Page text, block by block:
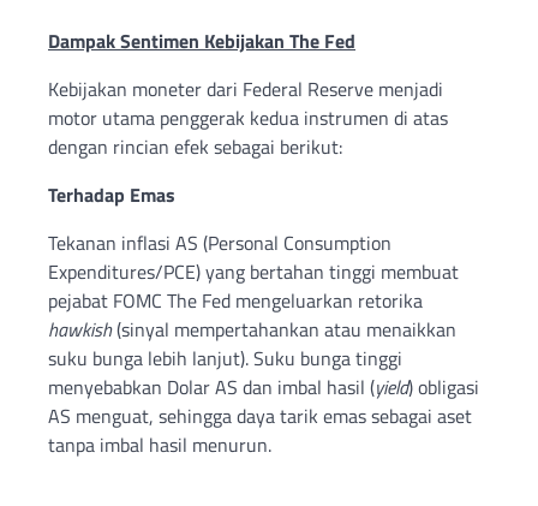
Dampak Sentimen Kebijakan The Fed
Kebijakan moneter dari Federal Reserve menjadi
motor utama penggerak kedua instrumen di atas
dengan rincian efek sebagai berikut:
Terhadap Emas
Tekanan inflasi AS (Personal Consumption
Expenditures/PCE) yang bertahan tinggi membuat
pejabat FOMC The Fed mengeluarkan retorika
hawkish(sinyal mempertahankan atau menaikkan
suku bunga lebih lanjut). Suku bunga tinggi
menyebabkan Dolar AS dan imbal hasil (yield) obligasi
AS menguat, sehingga daya tarik emas sebagai aset
tanpa imbal hasil menurun.